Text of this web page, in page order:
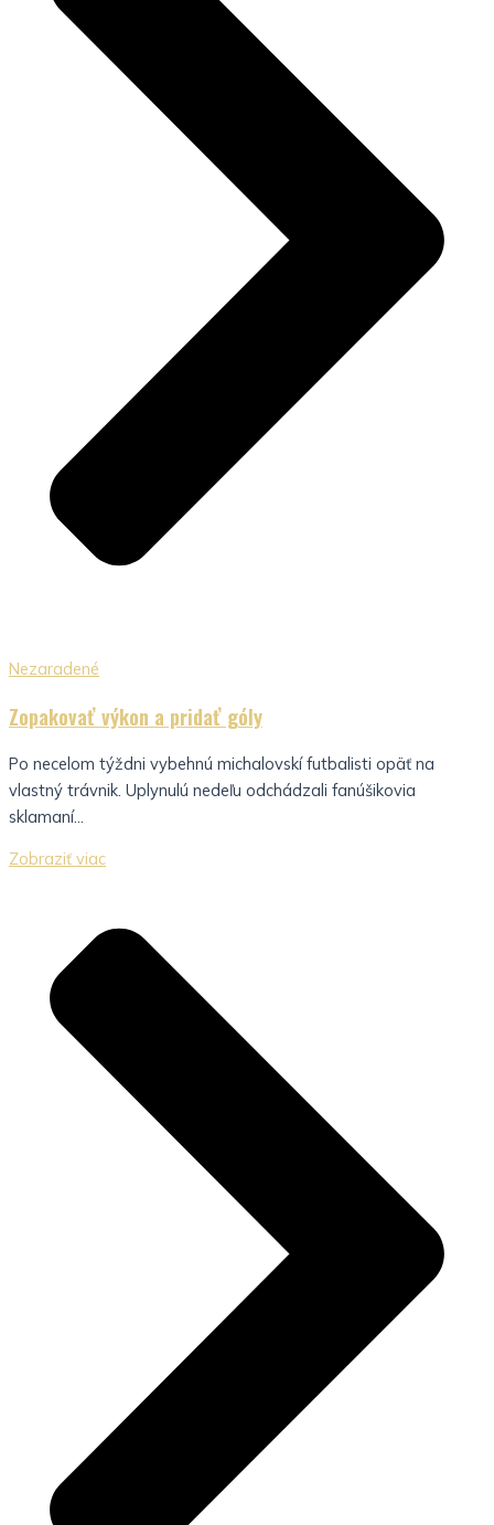
Nezaradené
Zopakovať výkon a pridať góly
Po necelom týždni vybehnú michalovskí futbalisti opäť na
vlastný trávnik. Uplynulú nedeľu odchádzali fanúšikovia
sklamaní...
Zobraziť viac